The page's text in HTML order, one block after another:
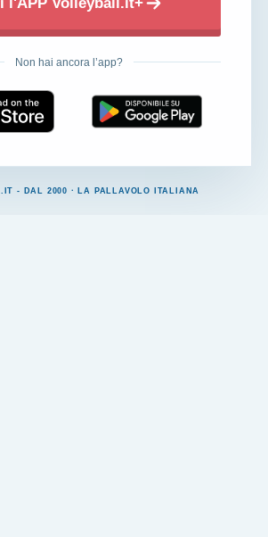
Non hai ancora l’app?
- DAL 2000 · LA PALLAVOLO ITALIANA